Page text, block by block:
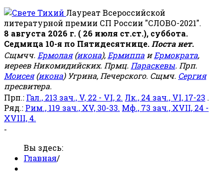
Лауреат Всероссийской
литературной премии СП России "СЛОВО-2021".
8 августа 2026 г. ( 26 июля ст.ст.), суббота.
Седмица 10-я по Пятидесятнице. Поста нет.
Сщмчч. Ермолая(икона), Ермиппа иЕрмократа,
иереев Никомидийских. Прмц. Параскевы. Прп.
Моисея(икона) Угрина, Печерского. Сщмч. Сергия
пресвитера.
Прп.: Гал., 213 зач., V, 22 - VI, 2. Лк., 24 зач., VI, 17-23 .
Ряд.: Рим., 119 зач., XV, 30-33. Мф., 73 зач., XVII, 24 -
XVIII, 4.
-
Вы здесь:
Главная/